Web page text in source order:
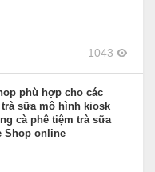
1043
phù hợp cho các
sữa mô hình kiosk
cà phê tiệm trà sữa
Shop online